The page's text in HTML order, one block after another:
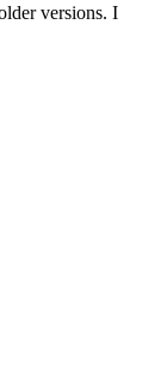
versions. I